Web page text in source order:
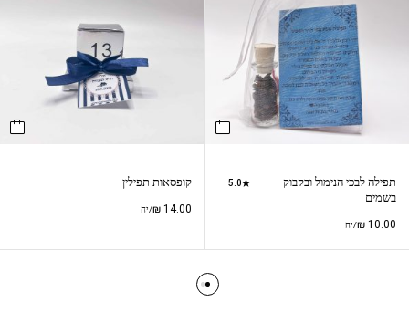
תפילה לבכי הנימול ובקבוק
בשמים
5.0
₪ 10.00 /יח
קופסאות תפילין
₪14.00 /יח